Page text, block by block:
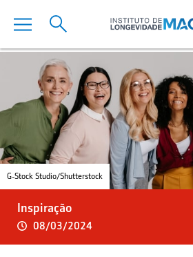
G-Stock Studio/Shutterstock
Inspiração
08/03/2024